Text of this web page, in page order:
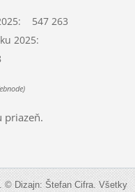
547 263
2025:
priazeň.
© Dizajn: Štefan Cifra. Všetky